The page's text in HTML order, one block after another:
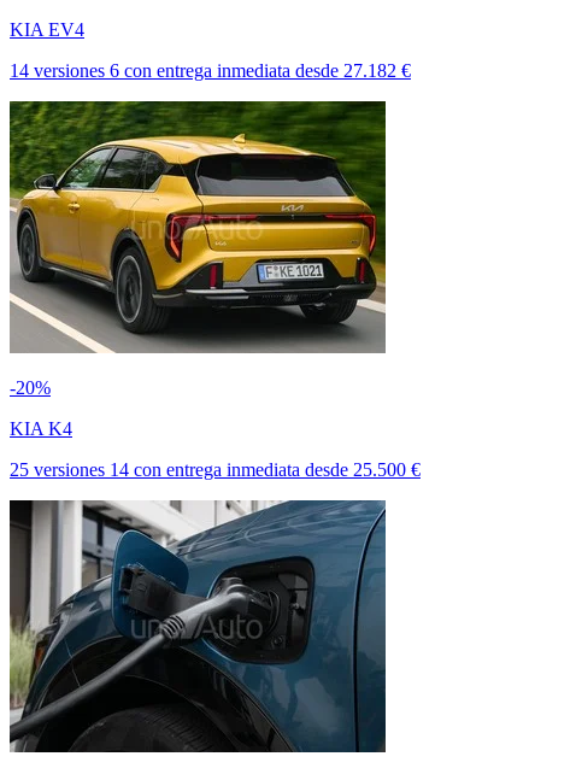
KIA EV4
14 versiones 6 con entrega inmediata desde 27.182 €
-20%
KIA K4
25 versiones 14 con entrega inmediata desde 25.500 €